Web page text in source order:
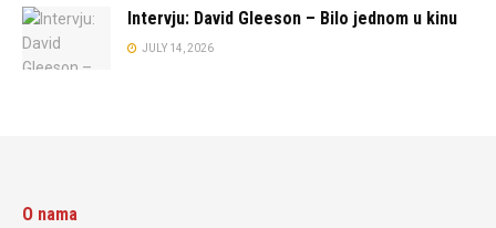
Intervju: David Gleeson – Bilo jednom u kinu
JULY 14, 2026
O nama